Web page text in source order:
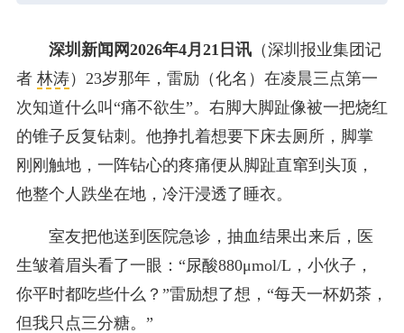
深圳新闻网2026年4月21日讯（深圳报业集团记
者 林涛）23岁那年，雷励（化名）在凌晨三点第一
次知道什么叫“痛不欲生”。右脚大脚趾像被一把烧红
的锥子反复钻刺。他挣扎着想要下床去厕所，脚掌
刚刚触地，一阵钻心的疼痛便从脚趾直窜到头顶，
他整个人跌坐在地，冷汗浸透了睡衣。
室友把他送到医院急诊，抽血结果出来后，医
生皱着眉头看了一眼：“尿酸880μmol/L，小伙子，
你平时都吃些什么？”雷励想了想，“每天一杯奶茶，
但我只点三分糖。”